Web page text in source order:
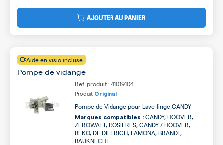
AJOUTER AU PANIER
Aide en visio incluse
Pompe de vidange
Ref. produit : 41019104
Produit Original
Pompe de Vidange pour Lave-linge CANDY
Marques compatibles : CANDY, HOOVER,
ZEROWATT, ROSIERES, CANDY / HOOVER,
BEKO, DE DIETRICH, LAMONA, BRANDT,
BAUKNECHT ...